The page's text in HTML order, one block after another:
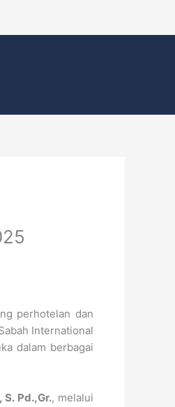
perhotelan dan
International
dalam berbagai
Pd.,Gr., melalui